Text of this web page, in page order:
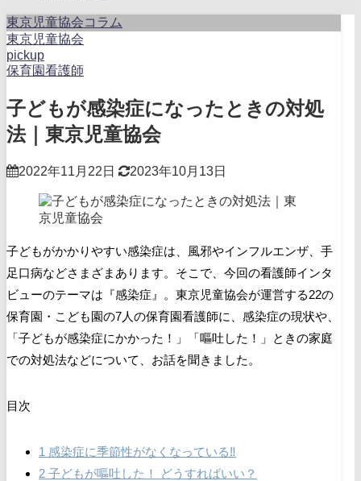
東京児童協会コラム
東京児童協会
pickup
保育園看護師
子どもが感染症になったときの対処
法｜東京児童協会
2022年11月22日 2023年10月13日
子どもがかかりやすい感染症は、風邪やインフルエンザ、手
足口病などさまざまあります。そこで、今回の看護師インタ
ビューのテーマは『感染症』。東京児童協会が運営する22の
保育園・こども園の7人の保育園看護師に、感染症の現状や、
「子どもが感染症にかかった！」「嘔吐した！」ときの家庭
での対処法などについて、お話を聞きました。
目次
1 感染症に季節性がなくなっている‼
2 子どもが嘔吐した！ どうすればいい？